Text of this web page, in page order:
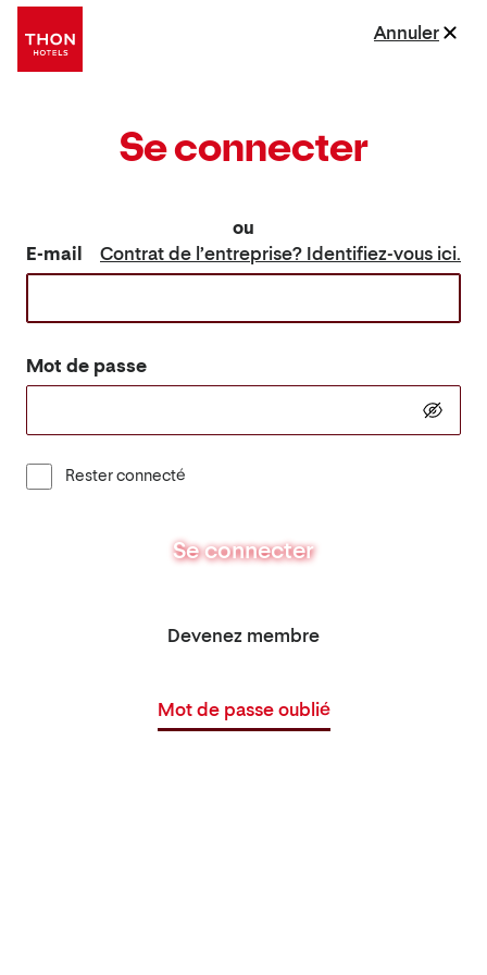
Se connecter
ou
E-mail
Contrat de l’entreprise? Identifiez-vous ici.
Mot de passe
Rester connecté
Se connecter
Devenez membre
Mot de passe oublié
Annuler